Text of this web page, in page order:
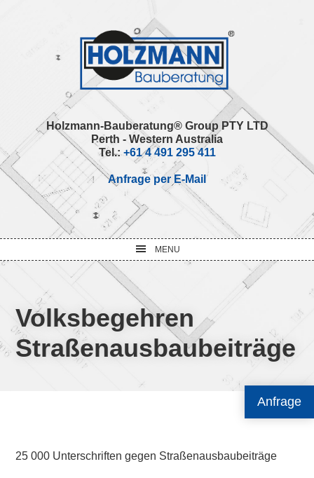
Anfrage
Holzmann-Bauberatung® Group PTY LTD
Perth - Western Australia
Tel.: +61 4 491 295 411
Anfrage per E-Mail
MENU
Volksbegehren
Straßenausbaubeiträge
25 000 Unterschriften gegen Straßenausbaubeiträge